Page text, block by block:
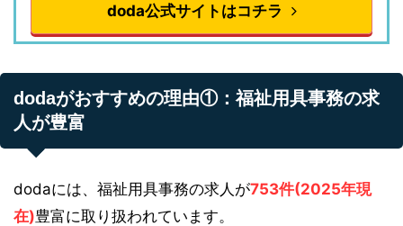
doda公式サイトはコチラ
dodaがおすすめの理由①：福祉用具事務の求
人が豊富
dodaには、福祉用具事務の求人が753件(2025年現
在)豊富に取り扱われています。